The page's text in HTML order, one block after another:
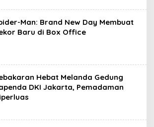
Man: Brand New Day Membuat
Baru di Box Office
Hebat Melanda Gedung
DKI Jakarta, Pemadaman